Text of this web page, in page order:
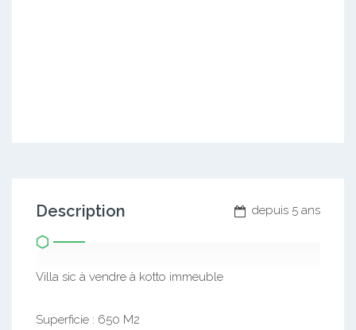
depuis 5 ans
Description
Villa sic à vendre à kotto immeuble
Superficie : 650 M2